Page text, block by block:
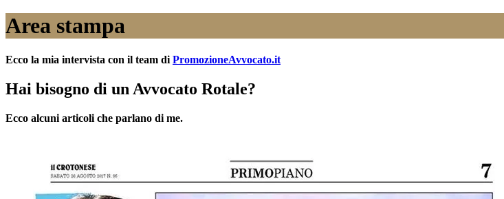
Area stampa
Ecco la mia intervista con il team di PromozioneAvvocato.it
Hai bisogno di un Avvocato Rotale?
Ecco alcuni articoli che parlano di me.